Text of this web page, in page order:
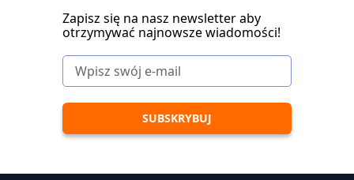
Zapisz się na nasz newsletter aby
otrzymywać najnowsze wiadomości!